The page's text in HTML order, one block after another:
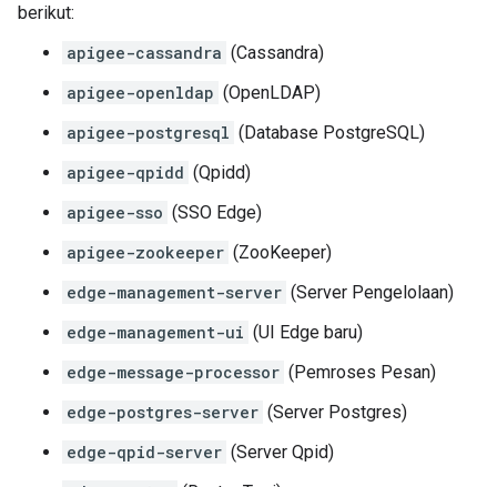
berikut:
apigee-cassandra (Cassandra)
apigee-openldap (OpenLDAP)
apigee-postgresql (Database PostgreSQL)
apigee-qpidd (Qpidd)
apigee-sso (SSO Edge)
apigee-zookeeper (ZooKeeper)
edge-management-server (Server Pengelolaan)
edge-management-ui (UI Edge baru)
edge-message-processor (Pemroses Pesan)
edge-postgres-server (Server Postgres)
edge-qpid-server (Server Qpid)